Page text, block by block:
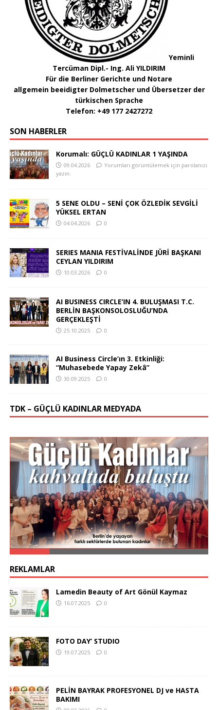
Yeminli
Tercüman Dipl.- Ing. Ali YILDIRIM
Für die Berliner Gerichte und Notare
allgemein beeidigter Dolmetscher und Übersetzer der
türkischen Sprache
Telefon: +49 177 2427272
SON HABERLER
Korumalı: GÜÇLÜ KADINLAR 1 YAŞINDA
09.04.2026
Yorumları görüntülemek için parolanızı
yazın.
5 SENE OLDU – SENİ ÇOK ÖZLEDİK SEVGİLİ
YÜKSEL ERTAN
04.04.2026 0
SERIES MANIA FESTİVALİNDE JÜRİ BAŞKANI
CEYLAN YILDIRIM
10.03.2026 0
AI BUSINESS CIRCLE’IN 4. BULUŞMASI T.C.
BERLİN BAŞKONSOLOSLUĞU’NDA
GERÇEKLEŞTİ
25.10.2025 0
AI Business Circle’ın 3. Etkinliği:
“Muhasebede Yapay Zekâ”
30.09.2025 0
TDK – GÜÇLÜ KADINLAR MEDYADA
REKLAMLAR
Lamedin Beauty of Art Gönül Kaymaz
16.07.2025 0
FOTO DAY’ STUDIO
19.07.2025 0
PELİN BAYRAK PROFESYONEL DJ ve HASTA
BAKIMI